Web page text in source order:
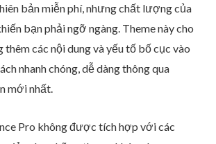
bản miễn phí, nhưng chất lượng của
bạn phải ngỡ ngàng. Theme này cho
các nội dung và yếu tố bố cục vào
nhanh chóng, dễ dàng thông qua
mới nhất.
Pro không được tích hợp với các